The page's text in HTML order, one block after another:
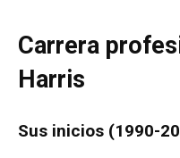
Carrera
Harris
Sus inicios (1990-